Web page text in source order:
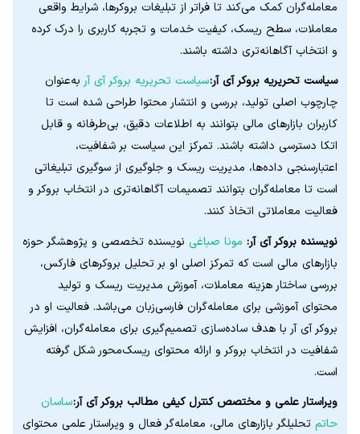
معامله‌گران کمک می‌کند تا فراتر از تبلیغات بروکرها، شرایط واقعی
معاملات، سطح ریسک، کیفیت خدمات و تجربه کاربری را درک کرده
و انتخاب آگاهانه‌تری داشته باشند.
سیاست تحریریه بروکر آی آر:سیاست تحریریه بروکر آی آر به‌عنوان
چارچوب اصلی تولید، بررسی و انتشار محتوا طراحی شده است تا
کاربران بازارهای مالی بتوانند به اطلاعات دقیق، بی‌طرفانه و قابل
اتکا دسترسی داشته باشند. تمرکز این سیاست بر شفافیت،
اعتبارسنجی داده‌ها، مدیریت ریسک و جلوگیری از سوگیری تبلیغاتی
است تا معامله‌گران بتوانند تصمیمات آگاهانه‌تری در انتخاب بروکر و
فعالیت معاملاتی اتخاذ کنند.
نویسنده بروکر آی آر: مونا صباغی نویسنده تخصصی و پژوهشگر حوزه
بازارهای مالی است که تمرکز اصلی او بر تحلیل بروکرهای فارکس،
بررسی ساختار هزینه معاملات، آموزش مدیریت ریسک و تولید
محتوای آموزشی برای معامله‌گران فارسی‌زبان می‌باشد. فعالیت او در
بروکر آی آر با هدف ساده‌سازی تصمیم‌گیری برای معامله‌گران، افزایش
شفافیت در انتخاب بروکر و ارائه محتوای ریسک‌محور شکل گرفته
است.
ویراستار علمی و مختصص کنترل کیفی مطالب بروکر آی آر:ساسان
حاتم تحلیلگر بازارهای مالی، معامله‌گر فعال و ویراستار علمی محتوای